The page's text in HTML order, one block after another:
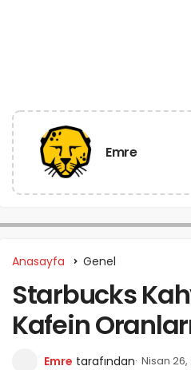
Emre
Anasayfa Genel
Starbucks
Kafein
Emre tarafından Nisan 26,